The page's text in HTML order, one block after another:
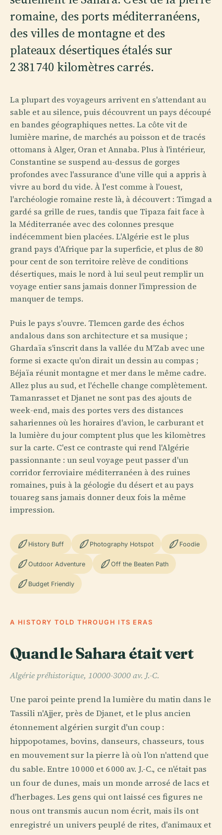
romaine, des ports méditerranéens,
des villes de montagne et des
plateaux désertiques étalés sur
2 381 740 kilomètres carrés.
La plupart des voyageurs arrivent en s'attendant au
sable et au silence, puis découvrent un pays découpé
en bandes géographiques nettes. La côte vit de
lumière marine, de marchés au poisson et de tracés
ottomans à Alger, Oran et Annaba. Plus à l'intérieur,
Constantine se suspend au-dessus de gorges
profondes avec l'assurance d'une ville qui a appris à
vivre au bord du vide. À l'est comme à l'ouest,
l'archéologie romaine reste là, à découvert : Timgad a
gardé sa grille de rues, tandis que Tipaza fait face à
la Méditerranée avec des colonnes presque
indécemment bien placées. L'Algérie est le plus
grand pays d'Afrique par la superficie, et plus de 80
pour cent de son territoire relève de conditions
désertiques, mais le nord à lui seul peut remplir un
voyage entier sans jamais donner l'impression de
manquer de temps.
Puis le pays s'ouvre. Tlemcen garde des échos
andalous dans son architecture et sa musique ;
Ghardaïa s'inscrit dans la vallée du M'Zab avec une
forme si exacte qu'on dirait un dessin au compas ;
Béjaïa réunit montagne et mer dans le même cadre.
Allez plus au sud, et l'échelle change complètement.
Tamanrasset et Djanet ne sont pas des ajouts de
week-end, mais des portes vers des distances
sahariennes où les horaires d'avion, le carburant et
la lumière du jour comptent plus que les kilomètres
sur la carte. C'est ce contraste qui rend l'Algérie
passionnante : un seul voyage peut passer d'un
corridor ferroviaire méditerranéen à des ruines
romaines, puis à la géologie du désert et au pays
touareg sans jamais donner deux fois la même
impression.
History Buff Photography Hotspot Foodie
Outdoor Adventure Off the Beaten Path
Budget Friendly
A HISTORY TOLD THROUGH ITS ERAS
Quand le Sahara était vert
Algérie préhistorique, 10000-3000 av. J.-C.
Une paroi peinte prend la lumière du matin dans le
Tassili n'Ajjer, près de Djanet, et le plus ancien
étonnement algérien surgit d'un coup :
hippopotames, bovins, danseurs, chasseurs, tous
en mouvement sur la pierre là où l'on n'attend que
du sable. Entre 10 000 et 6 000 av. J.-C., ce n'était pas
un four de dunes, mais un monde arrosé de lacs et
d'herbages. Les gens qui ont laissé ces figures ne
nous ont transmis aucun nom écrit, mais ils ont
enregistré un univers peuplé de rites, d'animaux et